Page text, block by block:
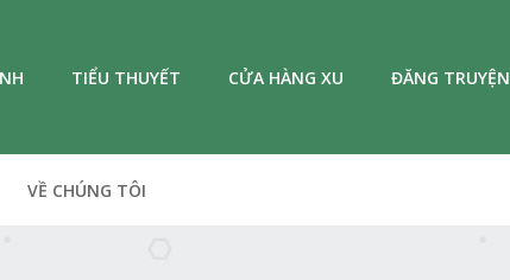
TIỂU THUYẾT CỬA HÀNG XU ĐĂNG TRUYỆN
VỀ CHÚNG TÔI